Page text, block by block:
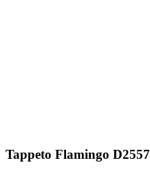
Tappeto Flamingo D2557